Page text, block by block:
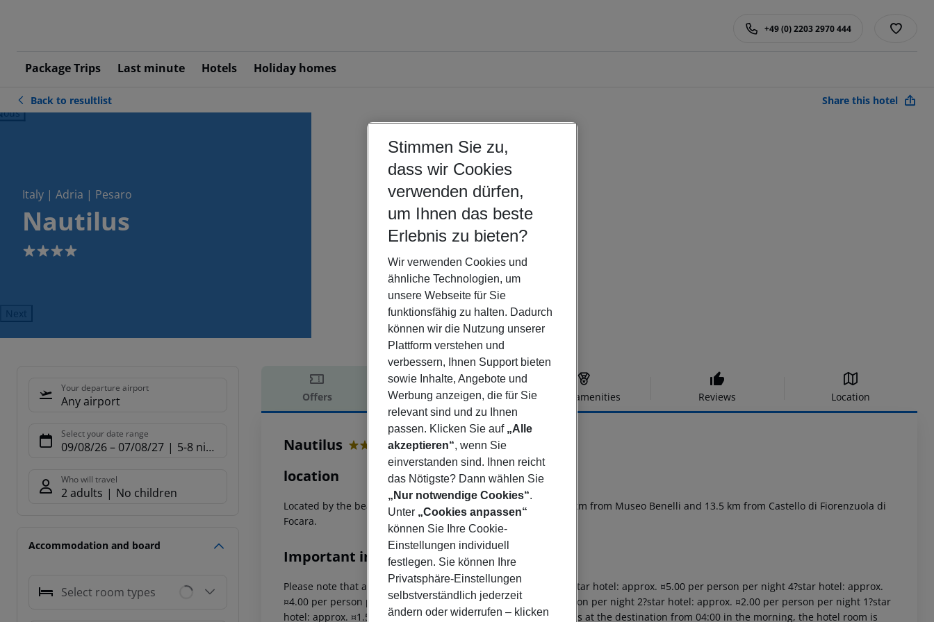
Package Trips Last minute Hotels Holiday homes
+49 (0) 2203 2970 444
Back to resultlist Share this hotel
Italy | Adria | Pesaro
Nautilus
4
Next
Your departure airport
Any airport
Select your date range
09/08/26– 07/08/27 5-8 nights
Who will travel
2 adults No children
Accommodation and board
Select room types
Offers Offer description Hotel amenities Reviews Location
Offer description
Nautilus
location
Located by the beach, 1.5 km from the city center of Pesaro, 2 km from Museo Benelli and 13.5 km from Castello di Fiorenzuola di
Focara.
Important info
Please note that a tourist tax is charged on site per person. 5?star hotel: approx. ¤5.00 per person per night 4?star hotel: approx.
¤4.00 per person per night 3?star hotel: approx. ¤2.50 per person per night 2?star hotel: approx. ¤2.00 per person per night 1?star
hotel: approx. ¤1.50 per person per night For scheduled arrivals at the destination from 04:00 in the morning, the hotel room is
Stimmen Sie zu,
dass wir Cookies
verwenden dürfen,
um Ihnen das beste
Erlebnis zu bieten?
Wir verwenden Cookies und
ähnliche Technologien, um
unsere Webseite für Sie
funktionsfähig zu halten. Dadurch
können wir die Nutzung unserer
Plattform verstehen und
verbessern, Ihnen Support bieten
sowie Inhalte, Angebote und
Werbung anzeigen, die für Sie
relevant sind und zu Ihnen
passen. Klicken Sie auf „Alle
akzeptieren“, wenn Sie
einverstanden sind. Ihnen reicht
das Nötigste? Dann wählen Sie
„Nur notwendige Cookies“.
Unter „Cookies anpassen“
können Sie Ihre Cookie-
Einstellungen individuell
festlegen. Sie können Ihre
Privatsphäre-Einstellungen
selbstverständlich jederzeit
ändern oder widerrufen – klicken